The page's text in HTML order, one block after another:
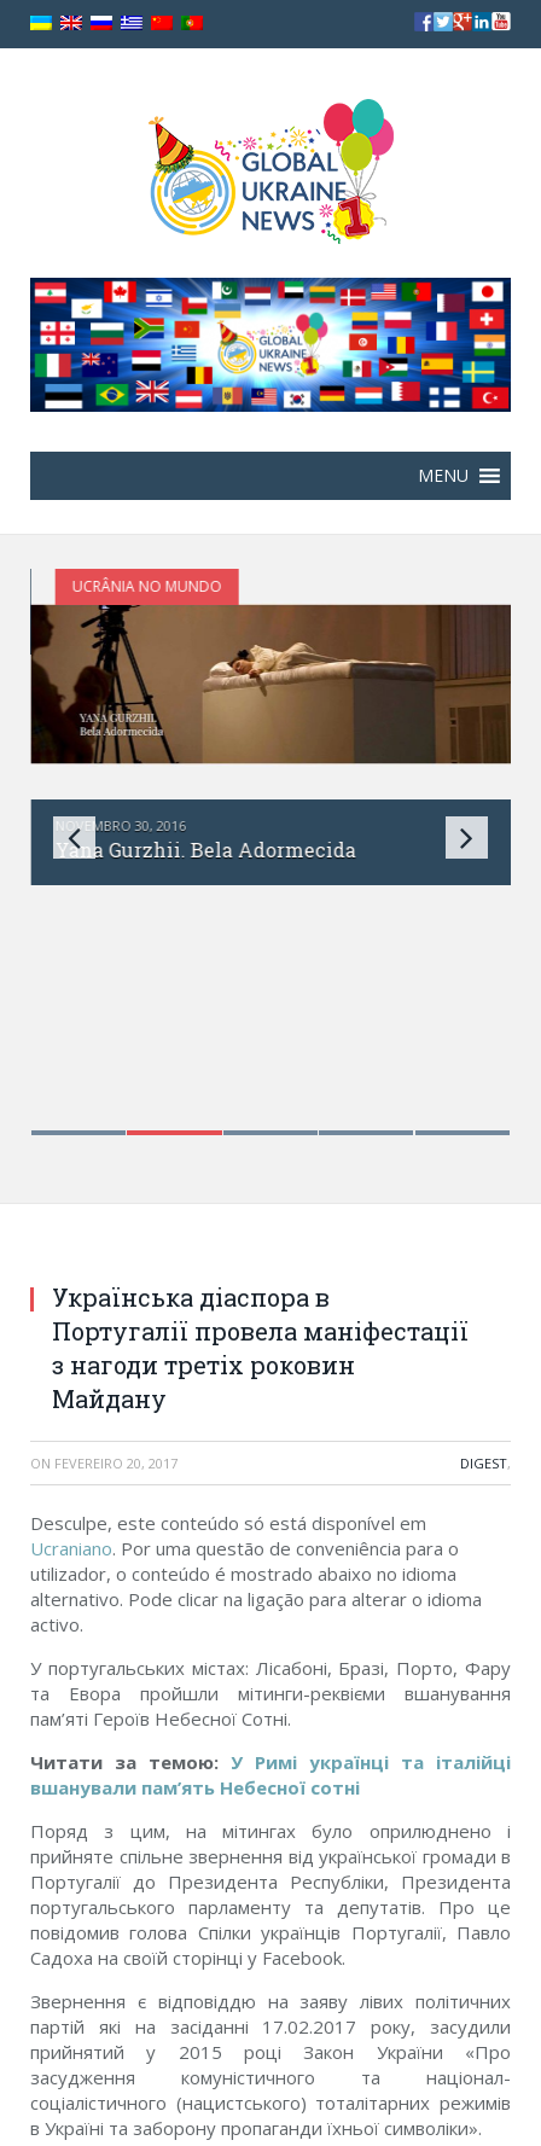
UCRÂNIA NO MUNDO
NOVEMBRO 30, 2016
Yana Gurzhii. Bela Adormecida
Українська діаспора в
Португалії провела маніфестації
з нагоди третіх роковин
Майдану
ON FEVEREIRO 20, 2017 DIGEST,
Desculpe, este conteúdo só está disponível em
Ucraniano. Por uma questão de conveniência para o
utilizador, o conteúdo é mostrado abaixo no idioma
alternativo. Pode clicar na ligação para alterar o idioma
activo.
У португальських містах: Лісабоні, Бразі, Порто, Фару
та Евора пройшли мітинги-реквієми вшанування
пам’яті Героїв Небесної Сотні.
Читати за темою: У Римі українці та італійці
вшанували пам’ять Небесної сотні
Поряд з цим, на мітингах було оприлюднено і
прийняте спільне звернення від української громади в
Португалії до Президента Республіки, Президента
португальського парламенту та депутатів. Про це
повідомив голова Спілки українців Португалії, Павло
Садоха на своїй сторінці у Facebook.
Звернення є відповіддю на заяву лівих політичних
партій які на засіданні 17.02.2017 року, засудили
прийнятий у 2015 році Закон України «Про
засудження комуністичного та націонал-
соціалістичного (нацистського) тоталітарних режимів
в Україні та заборону пропаганди їхньої символіки».